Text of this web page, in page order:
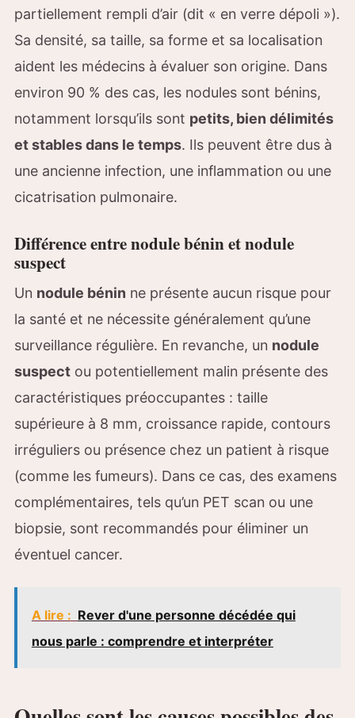
partiellement rempli d’air (dit « en verre dépoli »).
Sa densité, sa taille, sa forme et sa localisation
aident les médecins à évaluer son origine. Dans
environ 90 % des cas, les nodules sont bénins,
notamment lorsqu’ils sont petits, bien délimités
et stables dans le temps. Ils peuvent être dus à
une ancienne infection, une inflammation ou une
cicatrisation pulmonaire.
Différence entre nodule bénin et nodule
suspect
Un nodule bénin ne présente aucun risque pour
la santé et ne nécessite généralement qu’une
surveillance régulière. En revanche, un nodule
suspect ou potentiellement malin présente des
caractéristiques préoccupantes : taille
supérieure à 8 mm, croissance rapide, contours
irréguliers ou présence chez un patient à risque
(comme les fumeurs). Dans ce cas, des examens
complémentaires, tels qu’un PET scan ou une
biopsie, sont recommandés pour éliminer un
éventuel cancer.
A lire : Rever d'une personne décédée qui
nous parle : comprendre et interpréter